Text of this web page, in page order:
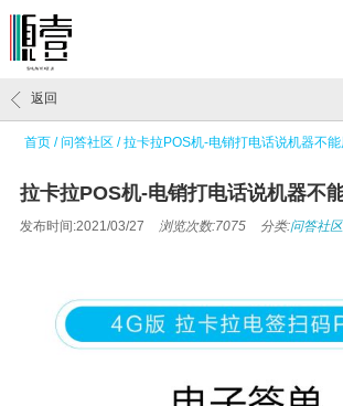
首页 /问答社区 /拉卡拉POS机-电销打电话说机器不能
返回
拉卡拉POS机-电销打电话说机器不
发布时间:2021/03/27 浏览次数:7075 分类:问答社区